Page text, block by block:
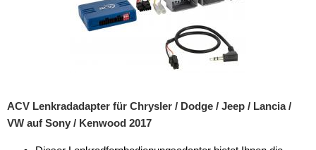
Wechsler-Zubehör
ACV Lenkradadapter für Chrysler / Dodge / Jeep / Lancia /
VW auf Sony / Kenwood 2017